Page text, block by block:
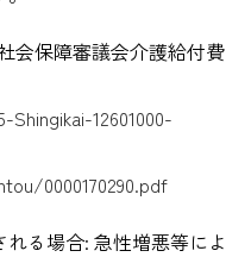
会保障審議会介護給付費
12601000-
0000170290.pdf
る場合: 急性増悪等によ